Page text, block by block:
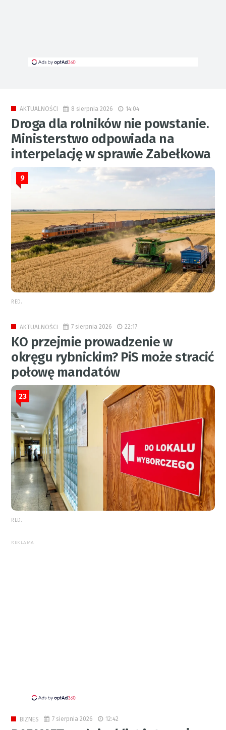
AKTUALNOŚCI 8 sierpnia 2026 14:04
Droga dla rolników nie powstanie.
Ministerstwo odpowiada na
interpelację w sprawie Zabełkowa
9
RED.
AKTUALNOŚCI 7 sierpnia 2026 22:17
KO przejmie prowadzenie w
okręgu rybnickim? PiS może stracić
połowę mandatów
23
RED.
REKLAMA
BIZNES 7 sierpnia 2026 12:42